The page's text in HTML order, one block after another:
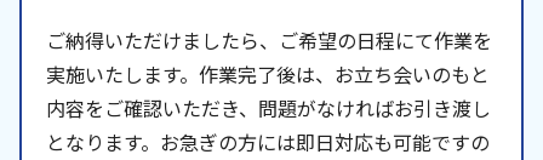
ご納得いただけましたら、ご希望の日程にて作業を
実施いたします。作業完了後は、お立ち会いのもと
内容をご確認いただき、問題がなければお引き渡し
となります。お急ぎの方には即日対応も可能ですの